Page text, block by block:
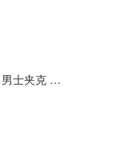
Arc'teryx Beta SL 男士夹克 黑色